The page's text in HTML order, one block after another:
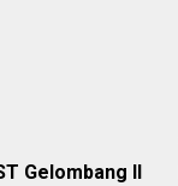
Gelombang II